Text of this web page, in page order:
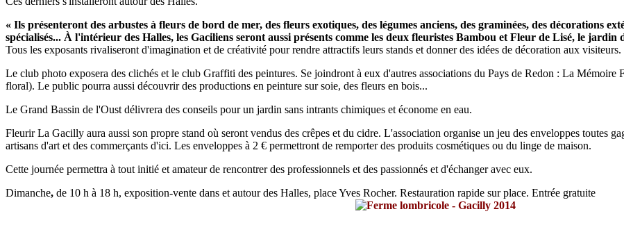
« Ils présenteront des arbustes à fleurs de bord de mer, des fleurs exotiques, des légumes anciens, des graminées, des décorations
spécialisés... À l'intérieur des Halles, les Gaciliens seront aussi présents comme les deux fleuristes Bambou et Fleur de Lisé, le jardin
Tous les exposants rivaliseront d'imagination et de créativité pour rendre attractifs leurs stands et donner des idées de décoration aux visiteurs.
Le club photo exposera des clichés et le club Graffiti des peintures. Se joindront à eux d'autres associations du Pays de Redon : La Mémoire
floral). Le public pourra aussi découvrir des productions en peinture sur soie, des fleurs en bois...
Le Grand Bassin de l'Oust délivrera des conseils pour un jardin sans intrants chimiques et économe en eau.
Fleurir La Gacilly aura aussi son propre stand où seront vendus des crêpes et du cidre. L'association organise un jeu des enveloppes toutes
artisans d'art et des commerçants d'ici. Les enveloppes à 2 € permettront de remporter des produits cosmétiques ou du linge de maison.
Cette journée permettra à tout initié et amateur de rencontrer des professionnels et des passionnés et d'échanger avec eux.
Dimanche, de 10 h à 18 h, exposition-vente dans et autour des Halles, place Yves Rocher. Restauration rapide sur place. Entrée gratuite